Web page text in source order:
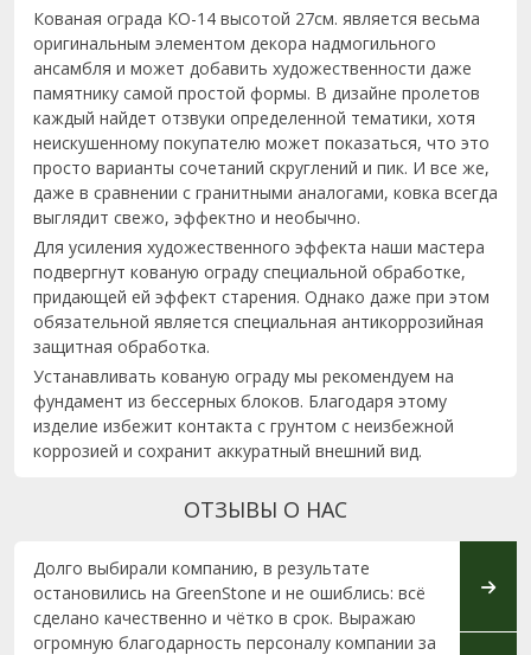
Кованая ограда КО-14 высотой 27см. является весьма
оригинальным элементом декора надмогильного
ансамбля и может добавить художественности даже
памятнику самой простой формы. В дизайне пролетов
каждый найдет отзвуки определенной тематики, хотя
неискушенному покупателю может показаться, что это
просто варианты сочетаний скруглений и пик. И все же,
даже в сравнении с гранитными аналогами, ковка всегда
выглядит свежо, эффектно и необычно.
Для усиления художественного эффекта наши мастера
подвергнут кованую ограду специальной обработке,
придающей ей эффект старения. Однако даже при этом
обязательной является специальная антикоррозийная
защитная обработка.
Устанавливать кованую ограду мы рекомендуем на
фундамент из бессерных блоков. Благодаря этому
изделие избежит контакта с грунтом с неизбежной
коррозией и сохранит аккуратный внешний вид.
ОТЗЫВЫ О НАС
Долго выбирали компанию, в результате
остановились на GreenStone и не ошиблись: всё
сделано качественно и чётко в срок. Выражаю
огромную благодарность персоналу компании за